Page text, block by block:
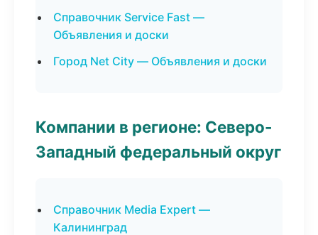
Справочник Service Fast —
Объявления и доски
Город Net City — Объявления и доски
Компании в регионе: Северо-
Западный федеральный округ
Справочник Media Expert —
Калининград